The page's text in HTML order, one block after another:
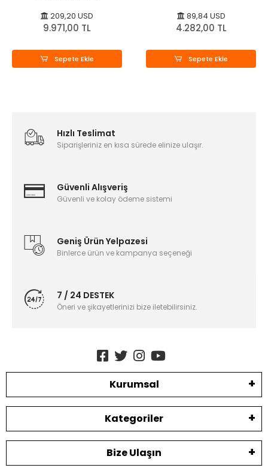
209,20 USD
9.971,00 TL
Sepete Ekle
89,84 USD
4.282,00 TL
Sepete Ekle
Hızlı Teslimat
Siparişleriniz en kısa sürede elinize ulaşır.
Güvenli Alışveriş
Güvenli ve kolay ödeme sistemi
Geniş Ürün Yelpazesi
Binlerce ürün ve kampanya seçeneği
7 / 24 DESTEK
Öneri ve şikayetlerinizi bize iletebilirsiniz.
Kurumsal
Kategoriler
Bize Ulaşın